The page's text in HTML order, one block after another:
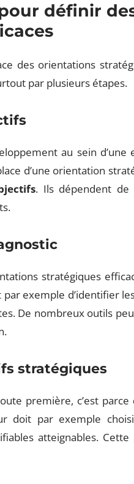
définir
des orientations
par plusieurs étapes.
au sein
d’une orientation
. Ils dépendent de
stratégiques
exemple d’identifier
De nombreux outils
stratégiques
première, c’est
doit par exemple
atteignables.